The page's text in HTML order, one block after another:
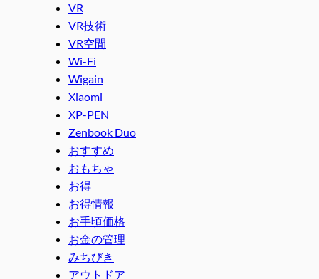
VR
VR技術
VR空間
Wi-Fi
Wigain
Xiaomi
XP-PEN
Zenbook Duo
おすすめ
おもちゃ
お得
お得情報
お手頃価格
お金の管理
みちびき
アウトドア